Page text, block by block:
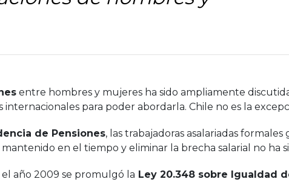
entre hombres y mujeres ha sido ampliamente
internacionales para poder abordarla. Chile no es la
de Pensiones, las trabajadoras asalariadas
en el tiempo y eliminar la brecha salarial no ha
año 2009 se promulgó la Ley 20.348 sobre Igualdad